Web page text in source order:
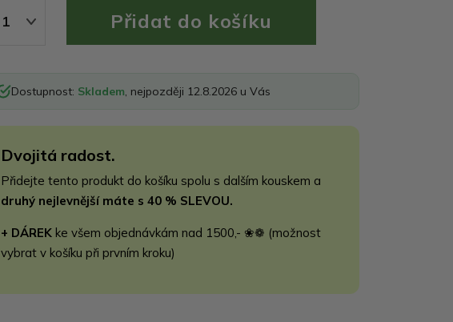
1
Dostupnost: Skladem , nejpozději 12.8.2026 u Vás
Dvojitá radost.
Přidejte tento produkt do košíku spolu s dalším kouskem a
druhý nejlevnější máte s 40 % SLEVOU.
+ DÁREK ke všem objednávkám nad 1500,- ❀❁ (možnost
vybrat v košíku při prvním kroku)